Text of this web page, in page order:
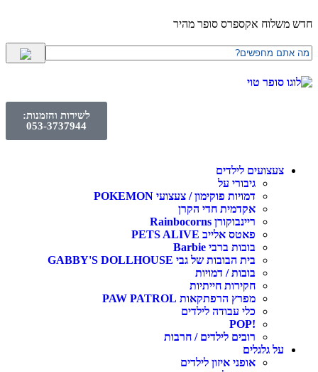
חדש משלוח אקספרס סופר מהיר
לשירות והזמנות:
053-3737944
צעצועים לילדים
גיבורי על
דמויות פוקימון / צעצועי POKEMON
אקדמית חדי הקרן
ריינבוקורן Rainbocorns
פאטס אלייב PETS ALIVE
בובות ברבי Barbie
בית הבובות של גבי GABBY'S DOLLHOUSE
בובות / דמויות
חקירות חייתיות
מפרץ הרפתקאות PAW PATROL
כלי עבודה לילדים
!POP
רובים לילדים / חרבות
על גלגלים
אופני איזון לילדים